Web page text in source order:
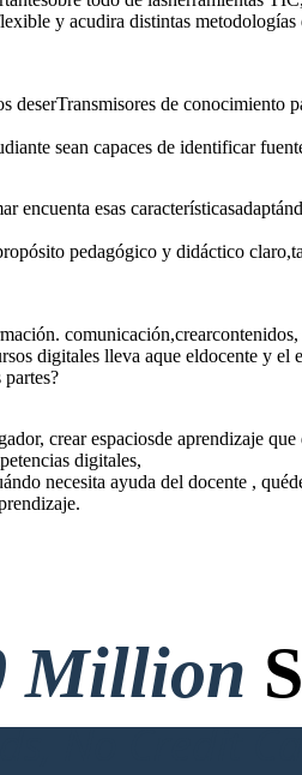
y acudira distintas
deserTransmisores de
sean capaces de identificar
encuenta esas
pedagógico y didáctico
digitales lleva aque eldocente y
crear espaciosde aprendizaje
digitales,
necesita ayuda del docente ,
Million
No Credit